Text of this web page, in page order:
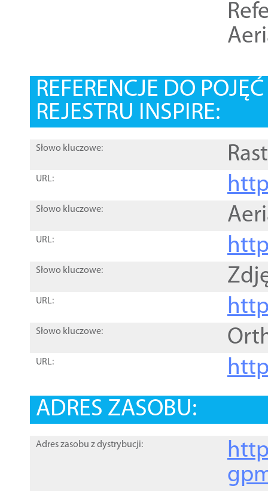
REFERENCJE DO
REJESTRU INSPIRE:
Słowo kluczowe:
URL:
Słowo kluczowe:
URL:
Słowo kluczowe:
URL:
Słowo kluczowe:
URL:
ADRES ZASOBU:
Adres zasobu z dystrybucji: